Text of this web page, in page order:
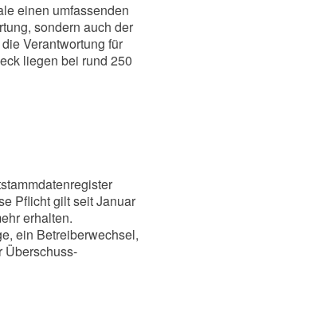
einen umfassenden
sondern auch der
Verantwortung für
liegen bei rund 250
Pflicht gilt seit Januar
erhalten.
ein Betreiberwechsel,
Überschuss-